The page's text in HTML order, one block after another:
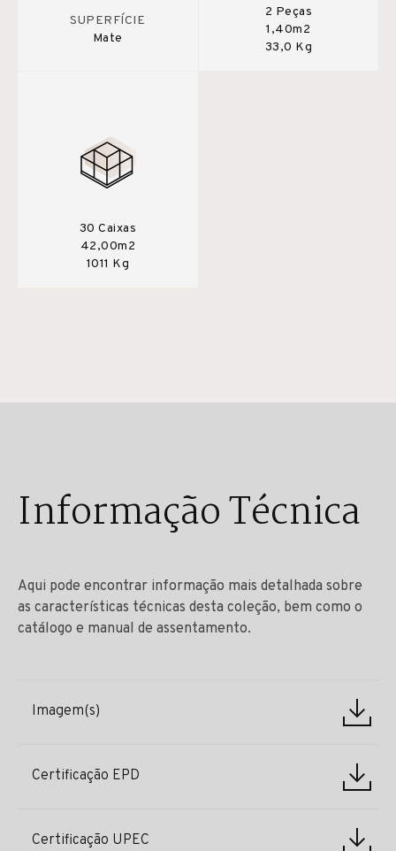
SUPERFÍCIE
Mate
2 Peças
1,40m2
33,0 Kg
30 Caixas
42,00m2
1011 Kg
Informação Técnica
Aqui pode encontrar informação mais detalhada sobre
as características técnicas desta coleção, bem como o
catálogo e manual de assentamento.
Imagem(s)
Certificação EPD
Certificação UPEC